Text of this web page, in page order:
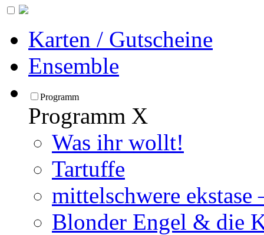
Karten / Gutscheine
Ensemble
Programm
Programm X
Was ihr wollt!
Tartuffe
mittelschwere ekstase
Blonder Engel & die